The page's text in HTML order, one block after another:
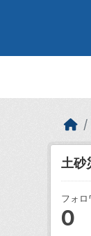
土砂
フォロ
0